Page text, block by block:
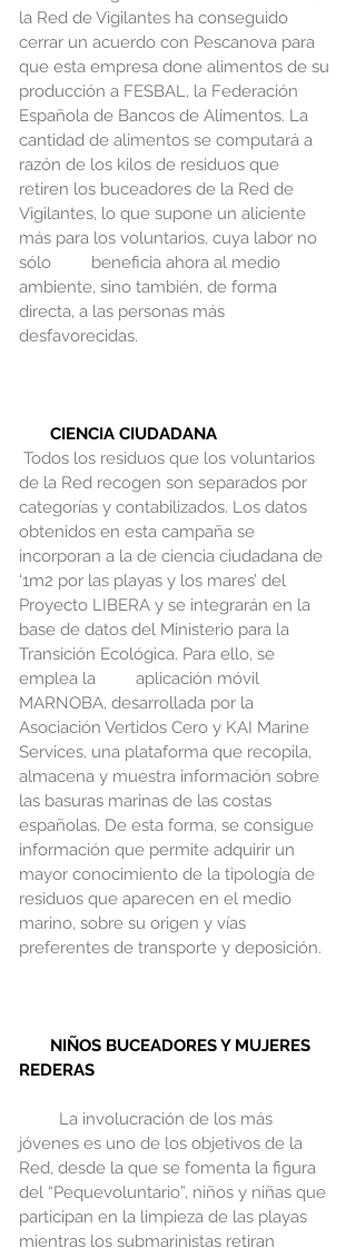
la Red de Vigilantes ha conseguido
cerrar un acuerdo con Pescanova para
que esta empresa done alimentos de su
producción a FESBAL, la Federación
Española de Bancos de Alimentos. La
cantidad de alimentos se computará a
razón de los kilos de residuos que
retiren los buceadores de la Red de
Vigilantes, lo que supone un aliciente
más para los voluntarios, cuya labor no
sólo         beneficia ahora al medio
ambiente, sino también, de forma
directa, a las personas más
desfavorecidas.
CIENCIA CIUDADANA
Todos los residuos que los voluntarios
de la Red recogen son separados por
categorías y contabilizados. Los datos
obtenidos en esta campaña se
incorporan a la de ciencia ciudadana de
‘1m2 por las playas y los mares’ del
Proyecto LIBERA y se integrarán en la
base de datos del Ministerio para la
Transición Ecológica. Para ello, se
emplea la         aplicación móvil
MARNOBA, desarrollada por la
Asociación Vertidos Cero y KAI Marine
Services, una plataforma que recopila,
almacena y muestra información sobre
las basuras marinas de las costas
españolas. De esta forma, se consigue
información que permite adquirir un
mayor conocimiento de la tipología de
residuos que aparecen en el medio
marino, sobre su origen y vías
preferentes de transporte y deposición.
NIÑOS BUCEADORES Y MUJERES
REDERAS
jóvenes es uno de los objetivos de la
Red, desde la que se fomenta la figura
del “Pequevoluntario”, niños y niñas que
participan en la limpieza de las playas
mientras los submarinistas retiran